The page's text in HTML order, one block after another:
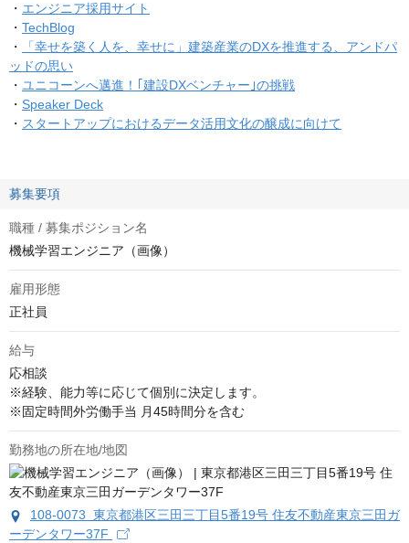
・ エンジニア採用サイト
・ TechBlog
・
「幸せを築く人を、幸せに」建築産業のDXを推進する、アンドパ
ッドの思い
・ ユニコーンへ邁進！｢建設DXベンチャー｣の挑戦
・ Speaker Deck
・ スタートアップにおけるデータ活用文化の醸成に向けて
募集要項
職種 / 募集ポジション名
機械学習エンジニア（画像）
雇用形態
正社員
給与
応相談
※経験、能力等に応じて個別に決定します。
※固定時間外労働手当 月45時間分を含む
勤務地の所在地/地図
108-0073 東京都港区三田三丁目5番19号 住友不動産東京三田ガ
ーデンタワー37F